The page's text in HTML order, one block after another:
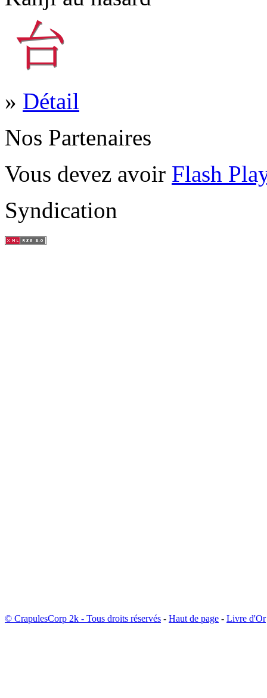
» Détail
Nos Partenaires
Vous devez avoir Flash
Syndication
© CrapulesCorp 2k - Tous droits réservés - Haut de page - Livre d'Or